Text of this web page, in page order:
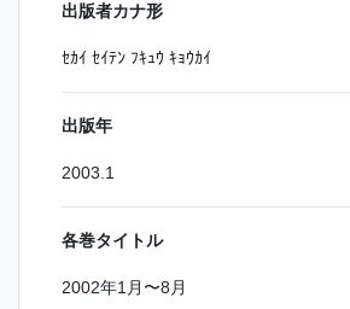
出版者カナ形
ｾｶｲ ｾｲﾃﾝ ﾌｷｭｳ ｷｮｳｶｲ
出版年
2003.1
各巻タイトル
2002年1月〜8月